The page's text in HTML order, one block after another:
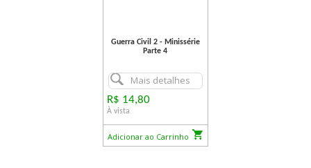
Guerra Civil 2 - Minissérie
Parte 4
Mais detalhes
R$ 14,80
À vista
Adicionar ao Carrinho